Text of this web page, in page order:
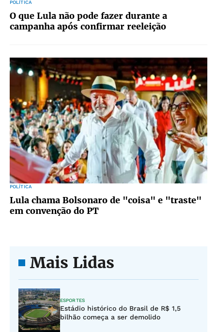
POLÍTICA
O que Lula não pode fazer durante a
campanha após confirmar reeleição
POLÍTICA
Lula chama Bolsonaro de "coisa" e "traste"
em convenção do PT
Mais Lidas
ESPORTES
Estádio histórico do Brasil de R$ 1,5
bilhão começa a ser demolido